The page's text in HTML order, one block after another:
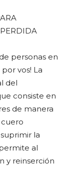
personas en
vos! La
del
consiste en
de manera
la
al
y reinserción